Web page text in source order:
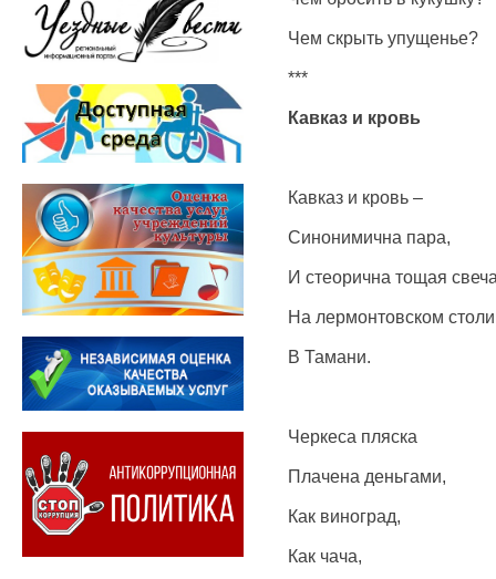
Чем скрыть упущенье?
***
Кавказ и кровь
Кавказ и кровь –
Синонимична пара,
И стеорична тощая
На лермонтовском
В Тамани.
Черкеса пляска
Плачена деньгами,
Как виноград,
Как чача,